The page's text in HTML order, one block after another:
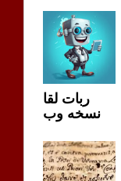
ربات لقا
نسخه وب